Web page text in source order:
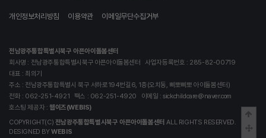
개인정보처리방침 이용약관 이메일무단수집거부
전남광주통합특별시북구 아픈아이돌봄센터
회사명 : 전남광주통합특별시북구 아픈아이돌봄센터
사업자등록번호 : 285-82-00719
대표 : 최의기
주소 : 전남광주통합특별시 북구 서하로194번길6, 1층(오치동, 삐뽀삐뽀 아이돌봄센터)
전화 : 062-251-4921 팩스 : 062-251-4920
이메일 : sickchildcare@naver.com
호스팅 제공자 : 웹이즈(WEBIS)
COPYRIGHT(C) 전남광주통합특별시북구 아픈아이돌봄센터 ALL RIGHTS RESERVED.
DESIGNED BYWEBIS
중